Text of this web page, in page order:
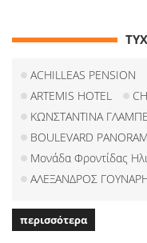
ACHILLEAS PENSION
ARTEMIS HOTEL
ΚΩΝΣΤΑΝΤΙΝΑ
BOULEVARD
Μονάδα Φροντίδας
ΑΛΕΞΑΝΔΡΟΣ
περισσότερα